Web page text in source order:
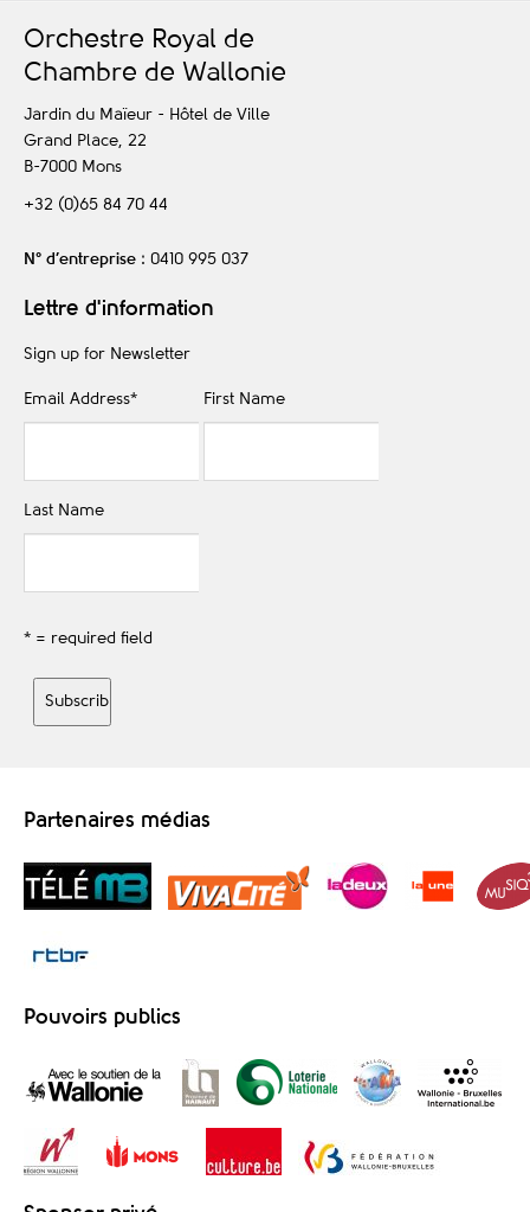
Orchestre Royal de
Chambre de Wallonie
Jardin du Maïeur - Hôtel de Ville
Grand Place, 22
B-7000 Mons
+32 (0)65 84 70 44
N° d’entreprise : 0410 995 037
Lettre d'information
Sign up for Newsletter
Email Address* First Name
Last Name
* = required field
Partenaires médias
Pouvoirs publics